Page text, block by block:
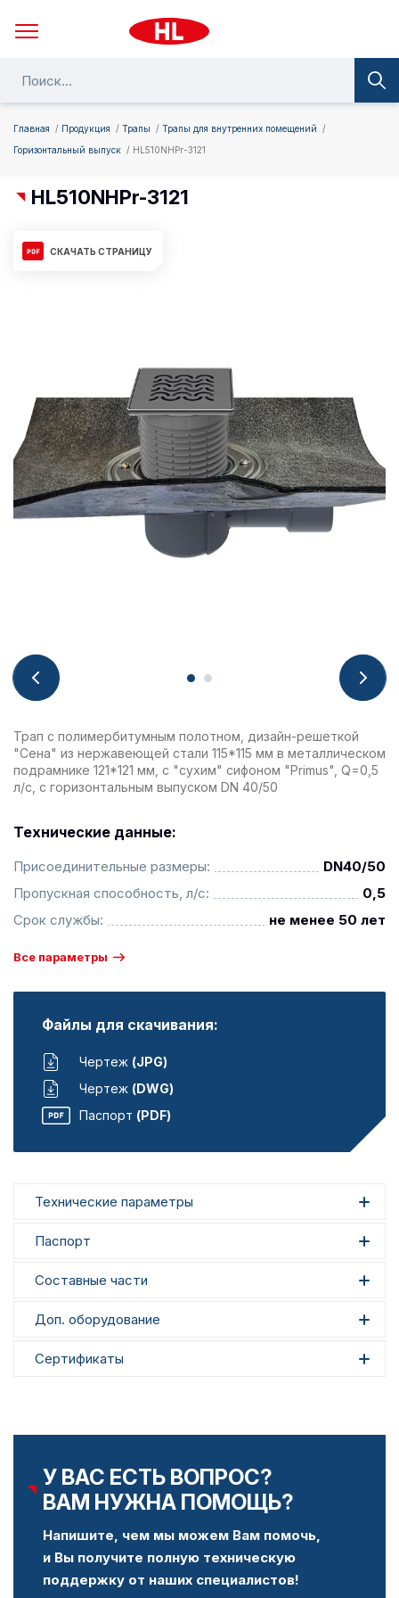
Главная Продукция Трапы
Трапы для внутренних помещений
Горизонтальный выпуск
HL510NHPr-3121
HL510NHPr-3121
СКАЧАТЬ СТРАНИЦУ
Трап с полимербитумным полотном, дизайн-решеткой
"Сена" из нержавеющей стали 115*115 мм в металлическом
подрамнике 121*121 мм, с "сухим" сифоном "Primus", Q=0,5
л/с, с горизонтальным выпуском DN 40/50
Технические данные:
Присоединительные размеры:
DN40/50
Пропускная способность, л/с:
0,5
Срок службы:
не менее 50 лет
Все параметры
Файлы для скачивания:
Чертеж (JPG)
Чертеж (DWG)
Паспорт (PDF)
Технические параметры
Паспорт
Составные части
Доп. оборудование
Сертификаты
У ВАС ЕСТЬ ВОПРОС?
ВАМ НУЖНА ПОМОЩЬ?
Напишите, чем мы можем Вам помочь,
и Вы получите полную техническую
поддержку от наших специалистов!